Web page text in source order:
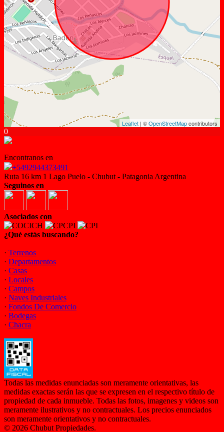
Leaflet | ©OpenStreetMapcontributors
0
Encontranos en
+5492944373491
Ruta 16 km 1 Lago Puelo - Chubut - Patagonia Argentina
Seguinos en
Asociados con
¿Qué estás buscando?
· Terrenos
· Departamentos
· Casas
· Locales
· Campos
· Naves Industriales
· Fondos De Comercio
· Bodegas
· Chacra
Todas las medidas enunciadas son meramente orientativas, las
medidas exactas serán las que se expresen en el respectivo título de
propiedad de cada inmueble. Todas las fotos, imagenes y videos son
meramente ilustrativos y no contractuales. Los precios enunciados
son meramente orientativos y no contractuales.
© 2026 Chubut Propiedades.